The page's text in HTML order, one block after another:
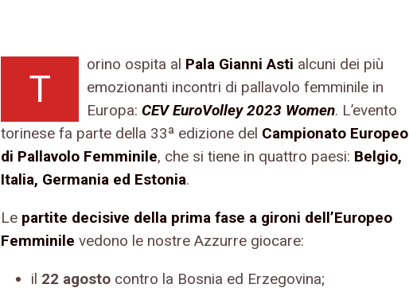
T
orino ospita al Pala Gianni Asti alcuni dei più
emozionanti incontri di pallavolo femminile in
Europa: CEV EuroVolley 2023 Women. L’evento
torinese fa parte della 33ª edizione del Campionato Europeo
di Pallavolo Femminile, che si tiene in quattro paesi: Belgio,
Italia, Germania ed Estonia.
Le partite decisive della prima fase a gironi dell’Europeo
Femminile vedono le nostre Azzurre giocare:
il 22 agosto contro la Bosnia ed Erzegovina;